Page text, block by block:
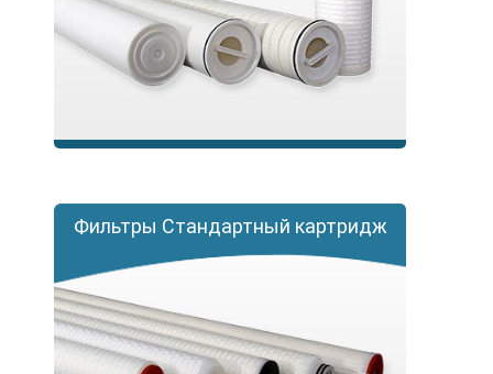
Фильтры Стандартный картридж